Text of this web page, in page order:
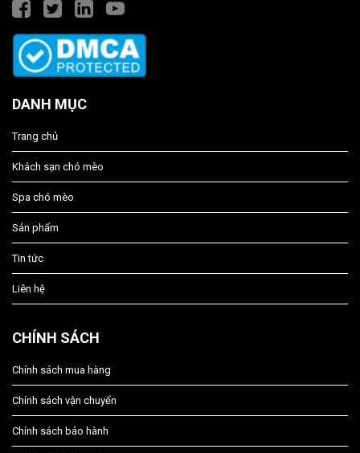
DANH MỤC
Trang chủ
Khách sạn chó mèo
Spa chó mèo
Sản phẩm
Tin tức
Liên hệ
CHÍNH SÁCH
Chính sách mua hàng
Chính sách vận chuyển
Chính sách bảo hành